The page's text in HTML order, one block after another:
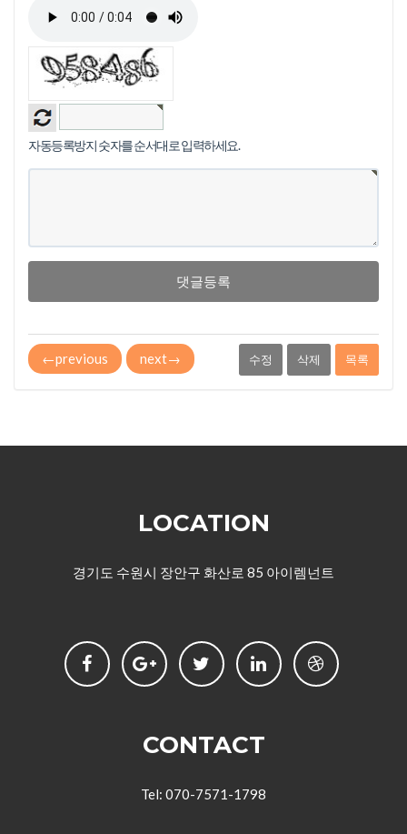
자동등록방지 숫자를 순서대로 입력하세요.
댓글등록
←previous next→ 수정 삭제 목록
LOCATION
경기도 수원시 장안구 화산로 85 아이렘넌트
CONTACT
Tel: 070-7571-1798